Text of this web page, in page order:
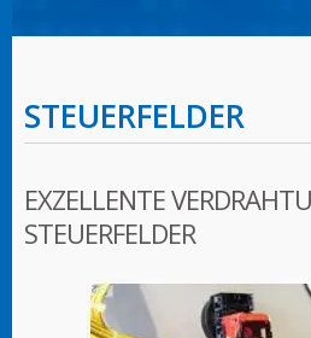
STEUERFELDER
EXZELLENTE
STEUERFELDER